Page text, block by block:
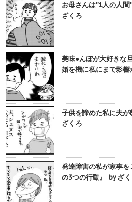
お母さんは”1人の人
ざくろ
美味●んぼが大好きな
婚を機に私にまで影
子供を諦めた私に夫が
ざくろ
発達障害の私が家事
の3つの行動』 by ざ